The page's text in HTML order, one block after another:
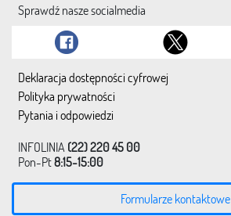
Sprawdź nasze socialmedia
Deklaracja dostępności cyfrowej
Polityka prywatności
Pytania i odpowiedzi
INFOLINIA (22) 220 45 00
Pon-Pt8:15-15:00
Formularze kontaktowe